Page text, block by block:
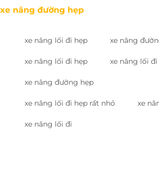
xe nâng đường hẹp
xe nâng lối đi hẹp xe nâng
xe nâng lối đi hẹp xe nâng lối
xe nâng đường hẹp
xe nâng lối đi hẹp rất nhỏ xe
xe nâng lối đi